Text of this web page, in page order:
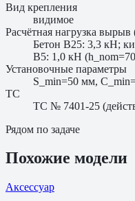
Вид крепления
видимое
Расчётная нагрузка
Бетон B25: 3,3 кН;
B5: 1,0 кН
Установочные параметры
S_min=50 мм,
ТС
ТС № 7401-25
Рядом по задаче
Похожие модели
Аксессуар